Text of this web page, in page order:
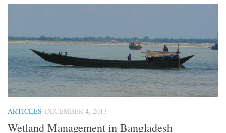
ARTICLES DECEMBER 4, 2013
Wetland Management in Bangladesh